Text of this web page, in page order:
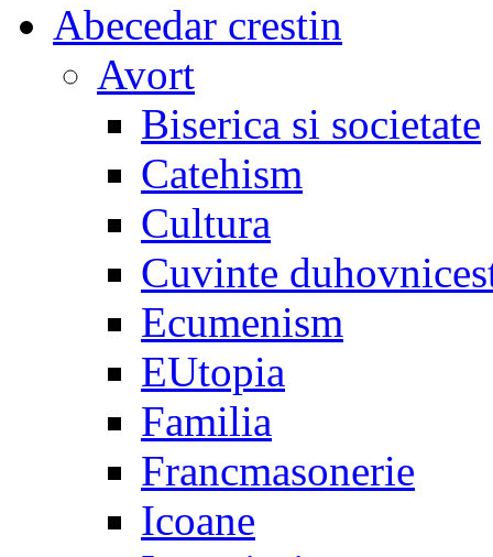
Abecedar crestin
Avort
Biserica si societate
Catehism
Cultura
Cuvinte
Ecumenism
EUtopia
Familia
Francmasonerie
Icoane